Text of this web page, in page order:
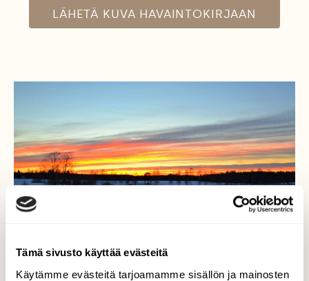
Tämä sivusto käyttää evästeitä
Käytämme evästeitä tarjoamamme sisällön ja mainosten
LÄHETÄ KUVA HAVAINTOKIRJAAN